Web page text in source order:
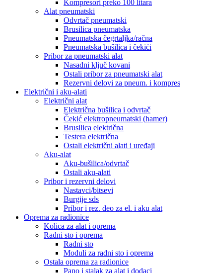
Kompresori preko 100 litara
Alat pneumatski
Odvrtač pneumatski
Brusilica pneumatska
Pneumatska čegrtaljka/račna
Pneumatska bušilica i čekići
Pribor za pneumatski alat
Nasadni ključ kovani
Ostali pribor za pneumatski alat
Rezervni delovi za pneum. i kompres
Električni i aku-alati
Električni alat
Električna bušilica i odvrtač
Čekić elektropneumatski (hamer)
Brusilica električna
Testera električna
Ostali električni alati i uređaji
Aku-alat
Aku-bušilica/odvrtač
Ostali aku-alati
Pribor i rezervni delovi
Nastavci/bitsevi
Burgije sds
Pribor i rez. deo za el. i aku alat
Oprema za radionice
Kolica za alat i oprema
Radni sto i oprema
Radni sto
Moduli za radni sto i oprema
Ostala oprema za radionice
Pano i stalak za alat i dodaci